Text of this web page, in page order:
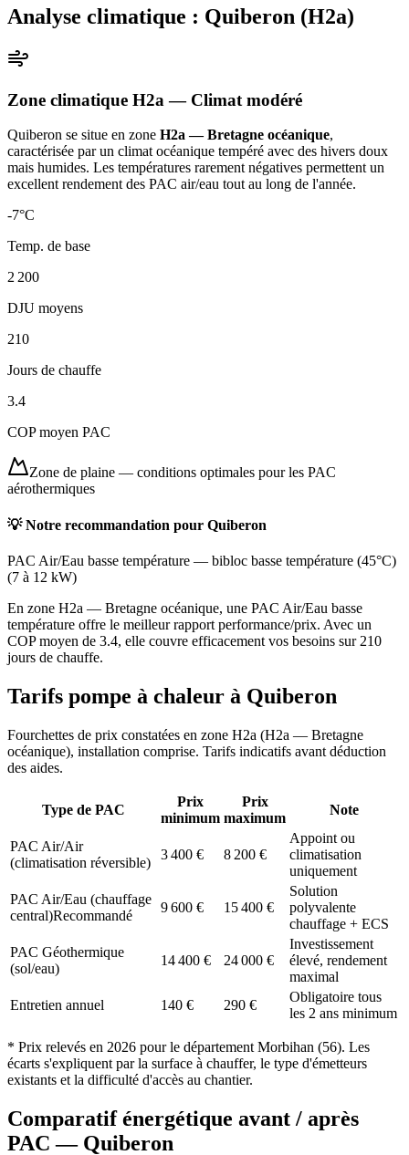
Analyse climatique : Quiberon (H2a)
Zone climatique H2a — Climat modéré
Quiberon se situe en zone H2a — Bretagne océanique,
caractérisée par un climat océanique tempéré avec des hivers doux
mais humides. Les températures rarement négatives permettent un
excellent rendement des PAC air/eau tout au long de l'année.
-7°C
Temp. de base
2 200
DJU moyens
210
Jours de chauffe
3.4
COP moyen PAC
Zone de plaine — conditions optimales pour les PAC
aérothermiques
💡 Notre recommandation pour Quiberon
PAC Air/Eau basse température — bibloc basse température (45°C)
(7 à 12 kW)
En zone H2a — Bretagne océanique, une PAC Air/Eau basse
température offre le meilleur rapport performance/prix. Avec un
COP moyen de 3.4, elle couvre efficacement vos besoins sur 210
jours de chauffe.
Tarifs pompe à chaleur à Quiberon
Fourchettes de prix constatées en zone H2a (H2a — Bretagne
océanique), installation comprise. Tarifs indicatifs avant déduction
des aides.
Type de PAC
Prix
minimum
Prix
maximum
Note
PAC Air/Air
(climatisation réversible)
3 400 € 8 200 €
Appoint ou
climatisation
uniquement
PAC Air/Eau (chauffage
central)Recommandé
9 600 € 15 400 €
Solution
polyvalente
chauffage + ECS
PAC Géothermique
(sol/eau)
14 400 € 24 000 €
Investissement
élevé, rendement
maximal
Entretien annuel
140 € 290 €
Obligatoire tous
les 2 ans minimum
* Prix relevés en 2026 pour le département Morbihan (56). Les
écarts s'expliquent par la surface à chauffer, le type d'émetteurs
existants et la difficulté d'accès au chantier.
Comparatif énergétique avant / après
PAC — Quiberon